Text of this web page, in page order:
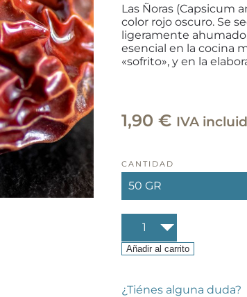
Las Ñoras (Capsicum
color rojo oscuro. Se
ligeramente
esencial en la cocina
«sofrito», y en la
1,90 € IVA
CANTIDAD
Ñoras
cantidad
Añadir al carrito
¿Tiénes alguna duda?